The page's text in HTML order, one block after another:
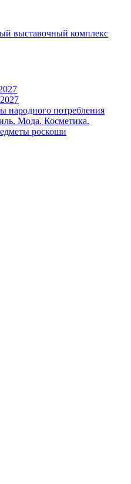
выставочный комплекс
народного потребления
Мода. Косметика.
роскоши